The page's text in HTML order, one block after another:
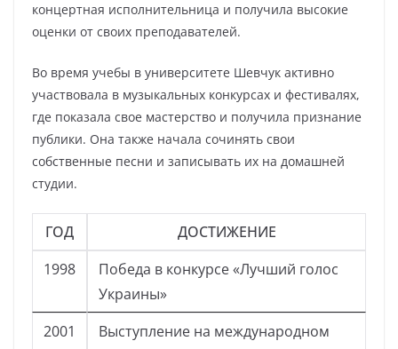
концертная исполнительница и получила высокие
оценки от своих преподавателей.
Во время учебы в университете Шевчук активно
участвовала в музыкальных конкурсах и фестивалях,
где показала свое мастерство и получила признание
публики. Она также начала сочинять свои
собственные песни и записывать их на домашней
студии.
ГОД
ДОСТИЖЕНИЕ
1998
Победа в конкурсе «Лучший голос
Украины»
2001
Выступление на международном